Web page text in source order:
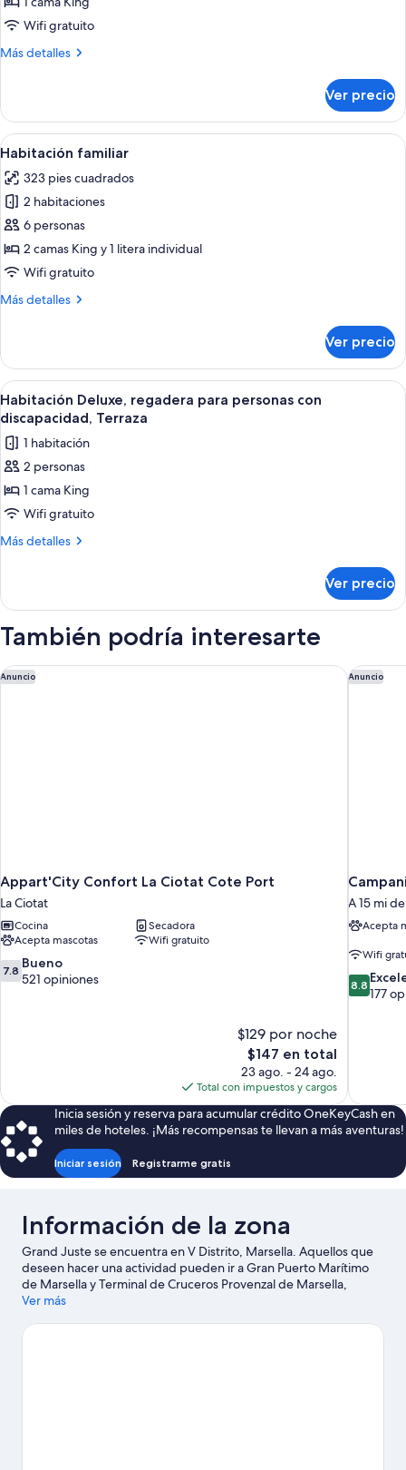
Deluxe,
al
Wifi gratuito
Más detalles
Más
doble
Deluxe,
vista
jardín
Ver precio
Abrir
todas
las
fotos
de
Habitación
familiar
Cortinas blackout, insonorización y
6
Habitación familiar
323 pies cuadrados
2 habitaciones
6 personas
2 camas King y 1 litera individual
Wifi gratuito
Más detalles
Más
familiar
Ver precio
Abrir
todas
las
fotos
de
Habitación
Deluxe,
regadera
con
Terraza
Habitación Deluxe, regadera para
5
Habitación Deluxe, regadera para personas con
discapacidad, Terraza
1 habitación
2 personas
1 cama King
Wifi gratuito
Más detalles
Más
Deluxe,
para
con
discapacidad,
Ver precio
También podría interesarte
Anuncio
Appart'City Confort La Ciotat Cote Port
La Ciotat
Cocina
Secadora
Acepta mascotas
Wifi gratuito
7.8
de
7.8 Bueno
521 opiniones
$129 por noche
El
precio
actual
es
de
$147
$147 en total
23 ago. - 24 ago.
Total con impuestos y cargos
Appart'City Confort La Ciotat Cote Port Anuncio
A 15 mi
Acepta
Wifi
8.8
de
8.8
177
Inicia sesión y reserva para acumular crédito OneKeyCash en
miles de hoteles. ¡Más recompensas te llevan a más aventuras!
Iniciar sesión Registrarme gratis
Información de la zona
Grand Juste se encuentra en V Distrito, Marsella. Aquellos que
deseen hacer una actividad pueden ir a Gran Puerto Marítimo
de Marsella y Terminal de Cruceros Provenzal de Marsella,
mientras que quienes quieran apreciar la belleza natural de la
Calanques. ¿Quieres asistir a un evento o partido mientras estás
Ver más